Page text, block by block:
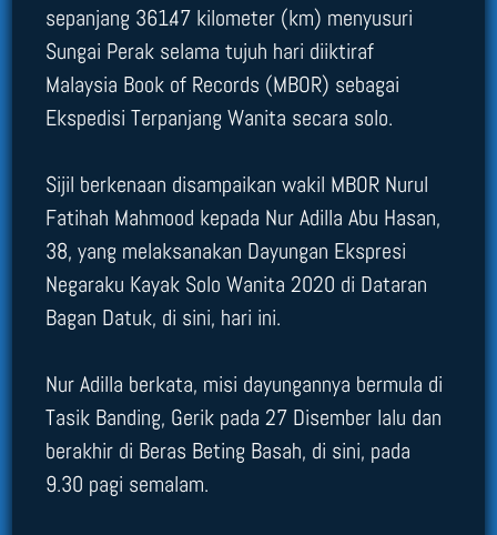
sepanjang 361.47 kilometer (km) menyusuri
Sungai Perak selama tujuh hari diiktiraf
Malaysia Book of Records (MBOR) sebagai
Ekspedisi Terpanjang Wanita secara solo.
Sijil berkenaan disampaikan wakil MBOR Nurul
Fatihah Mahmood kepada Nur Adilla Abu Hasan,
38, yang melaksanakan Dayungan Ekspresi
Negaraku Kayak Solo Wanita 2020 di Dataran
Bagan Datuk, di sini, hari ini.
Nur Adilla berkata, misi dayungannya bermula di
Tasik Banding, Gerik pada 27 Disember lalu dan
berakhir di Beras Beting Basah, di sini, pada
9.30 pagi semalam.